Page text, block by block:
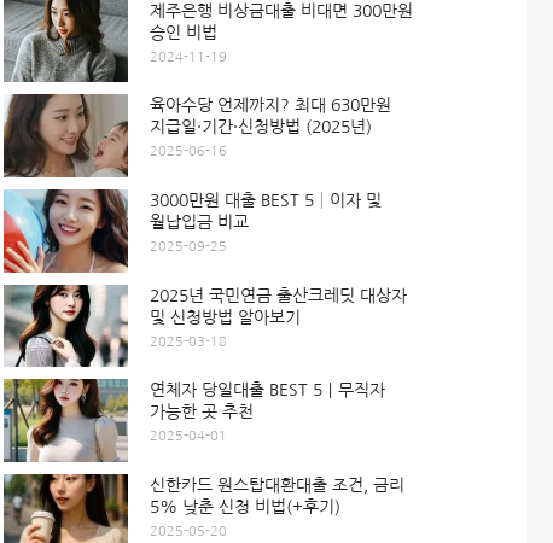
제주은행 비상금대출 비대면 300만원
승인 비법
2024-11-19
육아수당 언제까지? 최대 630만원
지급일·기간·신청방법 (2025년)
2025-06-16
3000만원 대출 BEST 5│이자 및
월납입금 비교
2025-09-25
2025년 국민연금 출산크레딧 대상자
및 신청방법 알아보기
2025-03-18
연체자 당일대출 BEST 5｜무직자
가능한 곳 추천
2025-04-01
신한카드 원스탑대환대출 조건, 금리
5% 낮춘 신청 비법(+후기)
2025-05-20